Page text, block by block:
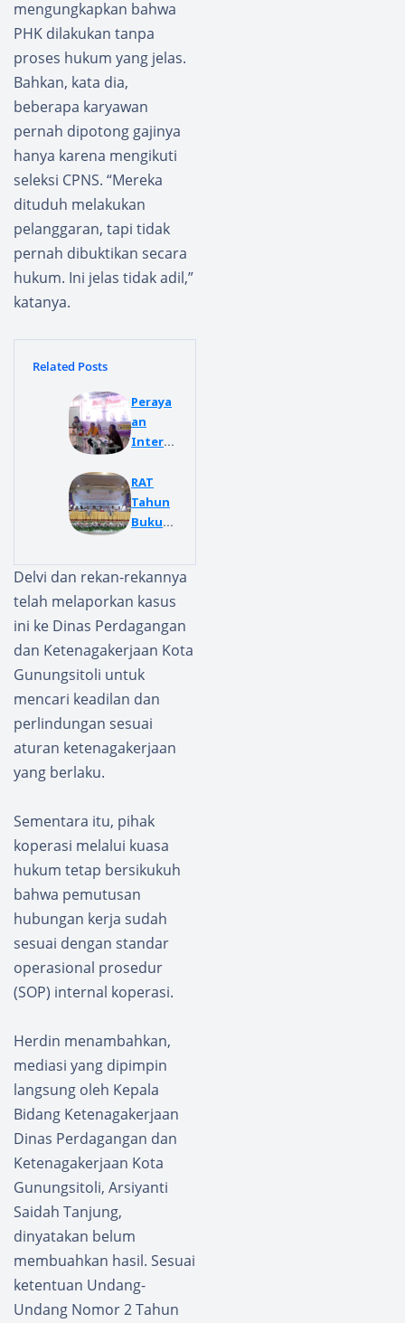
mengungkapkan bahwa
PHK dilakukan tanpa
proses hukum yang jelas.
Bahkan, kata dia,
beberapa karyawan
pernah dipotong gajinya
hanya karena mengikuti
seleksi CPNS. “Mereka
dituduh melakukan
pelanggaran, tapi tidak
pernah dibuktikan secara
hukum. Ini jelas tidak adil,”
katanya.
Related Posts
Peraya
an
Intern
Wome
n's Day,
Osseda
Perem
puan
Nias
Gelar
Talksh
ow
RAT
Tahun
Buku
Ini
Capaia
n
Kopera
si
Konsu
men
Osseda
Faolala
Perem
puan
Delvi dan rekan-rekannya
telah melaporkan kasus
ini ke Dinas Perdagangan
dan Ketenagakerjaan Kota
Gunungsitoli untuk
mencari keadilan dan
perlindungan sesuai
aturan ketenagakerjaan
yang berlaku.
Sementara itu, pihak
koperasi melalui kuasa
hukum tetap bersikukuh
bahwa pemutusan
hubungan kerja sudah
sesuai dengan standar
operasional prosedur
(SOP) internal koperasi.
Herdin menambahkan,
mediasi yang dipimpin
langsung oleh Kepala
Bidang Ketenagakerjaan
Dinas Perdagangan dan
Ketenagakerjaan Kota
Gunungsitoli, Arsiyanti
Saidah Tanjung,
dinyatakan belum
membuahkan hasil. Sesuai
ketentuan Undang-
Undang Nomor 2 Tahun